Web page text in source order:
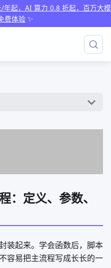
/年起，AI 算力 0.8 折起，百万大模
费体验 ✨
定义、参数、
装起来。学会函数后，脚本
容易把主流程写成长长的一